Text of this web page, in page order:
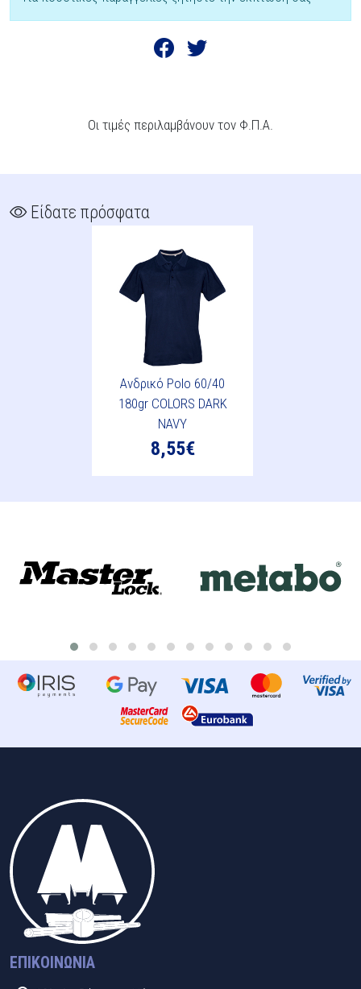
Οι τιμές περιλαμβάνουν τον Φ.Π.Α.
Είδατε πρόσφατα
Ανδρικό Polo 60/40
180gr COLORS DARK
NAVY
8,55€
ΕΠΙΚΟΙΝΩΝΊΑ